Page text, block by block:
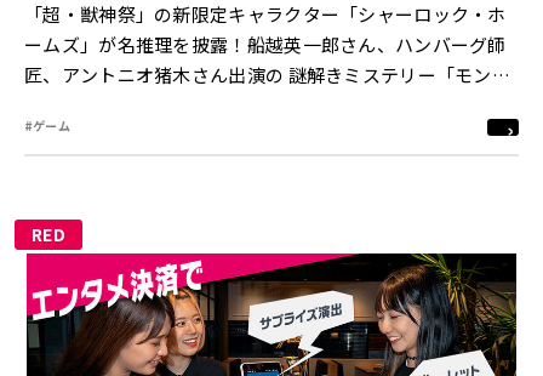
「超・獣神祭」の新限定キャラクター「シャーロック・ホ
ームズ」が名推理を披露！船越英一郎さん、ハンバーグ師
匠、アントニオ猪木さん出演の 謎解きミステリー「モンス
#ゲーム
RED